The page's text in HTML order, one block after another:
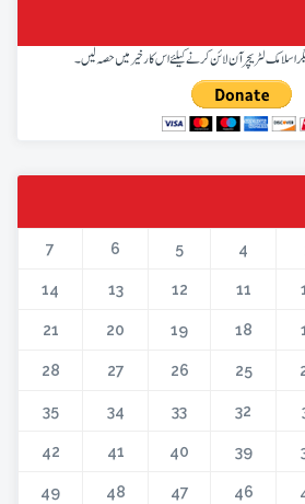
اسلامک لٹریچر آن لائن کرنے کیلئے اس کار خیر میں حصہ لیں۔
4
5
6
7
11
12
13
14
18
19
20
21
25
26
27
28
32
33
34
35
39
40
41
42
46
47
48
49